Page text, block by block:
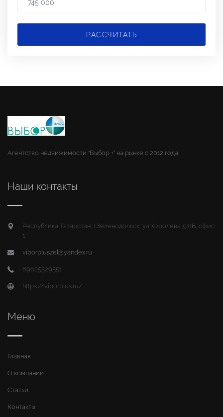
РАССЧИТАТЬ
Агентство недвижимости "Выбор +" на рынке с 2012 года.
Наши контакты
Республика Татарстан, г.Зеленодольск, ул.Королева д.11Б, офис
1
viborpluszel@yandex.ru
89625529551
https://viborplus.ru/
Меню
Главная
О компании
Статьи
Контакты